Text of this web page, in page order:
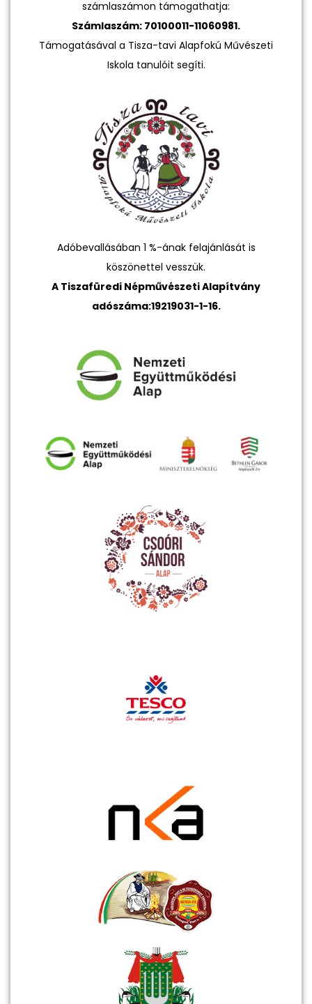
számlaszámon támogathatja:
Számlaszám: 70100011-11060981.
Támogatásával a Tisza-tavi Alapfokú Művészeti
Iskola tanulóit segíti.
Adóbevallásában 1 %-ának felajánlását is
köszönettel vesszük.
A Tiszafüredi Népművészeti Alapítvány
adószáma:19219031-1-16.